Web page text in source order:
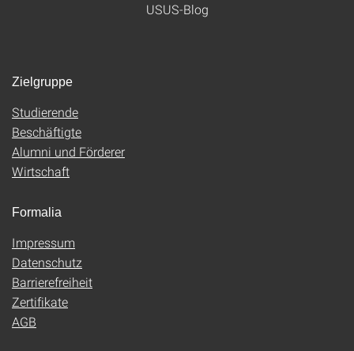
USUS-Blog
Zielgruppe
Studierende
Beschäftigte
Alumni und Förderer
Wirtschaft
Formalia
Impressum
Datenschutz
Barrierefreiheit
Zertifikate
AGB